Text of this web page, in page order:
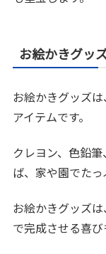
お絵かきグッ
お絵かきグッズ
アイテムです。
クレヨン、色鉛
ば、家や園でたっ
お絵かきグッズ
で完成させる喜び